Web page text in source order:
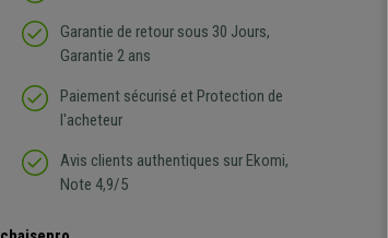
Garantie de retour sous 30 Jours,
Garantie 2 ans
Paiement sécurisé et Protection de
l'acheteur
Avis clients authentiques sur Ekomi,
Note 4,9/5